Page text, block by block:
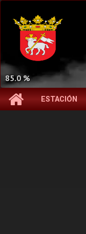
85.0 %
ESTACIÓN